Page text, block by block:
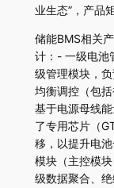
业生态”，产品
储能BMS相关
计：- 一级电池
级管理模块，
均衡调控（包
基于电源母线
了专用芯片（
移，以提升电
模块（主控模
级数据聚合、